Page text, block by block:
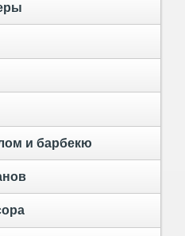
и барбекю